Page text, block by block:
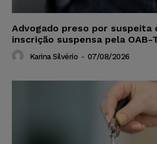
Advogado preso por
inscrição suspensa pela OAB-
Karina Silvério - 07/08/2026